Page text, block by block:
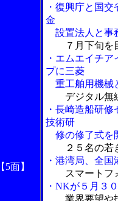
【5面】
・復興庁と国
金
設置法人と事
７月下旬
・エムエイチ
プに三菱
重工舶用機械
デジタル無
・長崎造船研
技術研
修の修了式を
２５名の若
・港湾局、全
スマートフ
・NKが５月３
業界要望や